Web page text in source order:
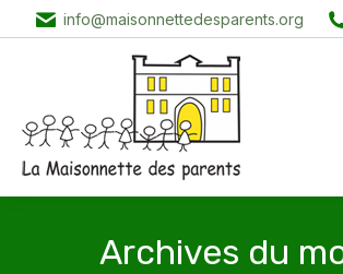
info@maisonnettedesparents.org
Archives du